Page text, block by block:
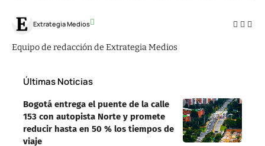
Extrategia Medios
Equipo de redacción de Extrategia Medios
Últimas Noticias
Bogotá entrega el puente de la calle
153 con autopista Norte y promete
reducir hasta en 50 % los tiempos de
viaje